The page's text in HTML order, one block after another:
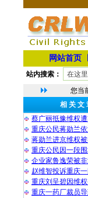
网站首页
站内搜索：
您当
相 关 文
蔡广丽抵豫维权
重庆公民蒋勋兰
蒋勋兰进京维权
重庆公民因一段
企业家鲁逸荣被
赵维智投诉重庆
重庆刘呈碧因维权
重庆一药厂裁员